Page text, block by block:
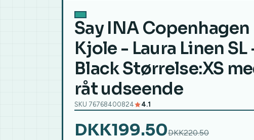
Say INA Copenhagen
Kjole - Laura Linen SL
Black Størrelse:XS
råt udseende
SKU 76768400824 4.1
DKK199.50DKK220.50